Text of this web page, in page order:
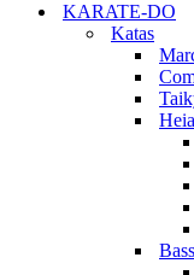
KARATE-DO
Katas